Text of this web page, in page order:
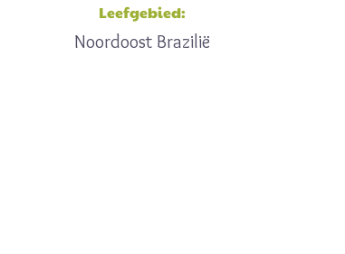
Leefgebied:
Noordoost Brazilië